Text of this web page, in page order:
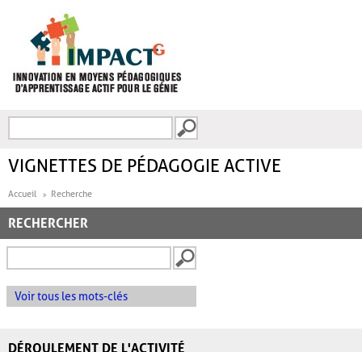
FORMULAIRE DE
VIGNETTES DE PÉDAGOGIE ACTIVE
Accueil Recherche
RECHERCHER
Voir tous les mots-clés
DÉROULEMENT DE L'ACTIVITÉ